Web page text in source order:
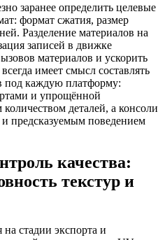
заранее определить целевые
формат сжатия, размер
Разделение материалов на
записей в движке
материалов и ускорить
имеет смысл составлять
под каждую платформу:
и упрощённой
деталей, а консоли
предсказуемым поведением
качества:
текстур и
на стадии экспорта и